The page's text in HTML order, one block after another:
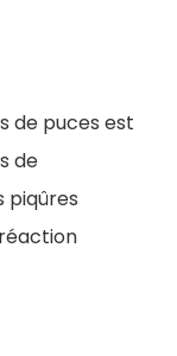
de puces est
de
piqûres